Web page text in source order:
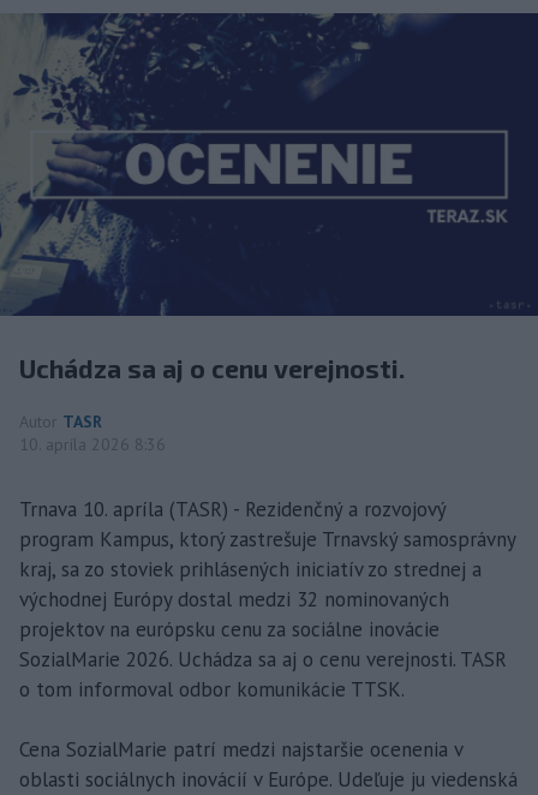
Uchádza sa aj o cenu verejnosti.
Autor TASR
10. apríla 2026 8:36
Trnava 10. apríla (TASR) - Rezidenčný a rozvojový
program Kampus, ktorý zastrešuje Trnavský samosprávny
kraj, sa zo stoviek prihlásených iniciatív zo strednej a
východnej Európy dostal medzi 32 nominovaných
projektov na európsku cenu za sociálne inovácie
SozialMarie 2026. Uchádza sa aj o cenu verejnosti. TASR
o tom informoval odbor komunikácie TTSK.
Cena SozialMarie patrí medzi najstaršie ocenenia v
oblasti sociálnych inovácií v Európe. Udeľuje ju viedenská